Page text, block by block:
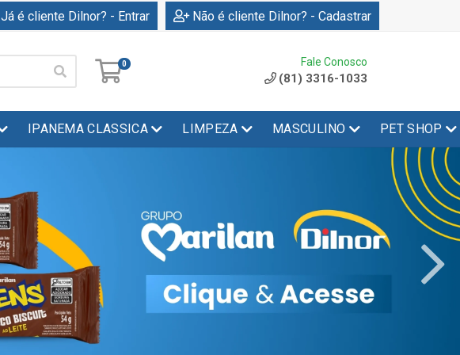
Já é cliente Dilnor? - Entrar Não é cliente Dilnor? - Cadastrar
0 Fale Conosco
(81) 3316-1033
IPANEMA CLASSICA LIMPEZA MASCULINO PET SHOP